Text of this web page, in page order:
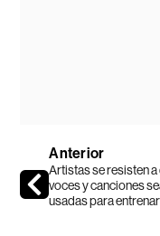
Anterior
Artistas se resisten a
voces y canciones
usadas para entrenar